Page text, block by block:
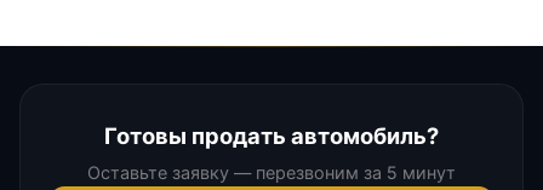
Готовы продать автомобиль?
Оставьте заявку — перезвоним за 5 минут